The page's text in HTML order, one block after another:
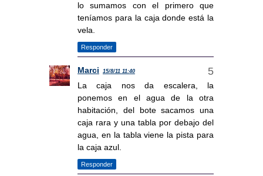
lo sumamos con el primero que
teníamos para la caja donde está la
vela.
Responder
Marci 15/8/11 11:40
La caja nos da escalera, la
ponemos en el agua de la otra
habitación, del bote sacamos una
caja rara y una tabla por debajo del
agua, en la tabla viene la pista para
la caja azul.
Responder